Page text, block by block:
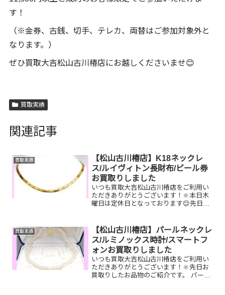
す！
（※金券、古銭、切手、テレカ、両替はご参加対象外と
なります。）
ぜひ買取大吉松山古川椿店にお越しくださいませ😊
買取実績
関連記事
買取実績
【松山古川椿店】K18ネックレ
ス/ルイヴィトン長財布/ビール券
お買取りしました
いつも買取大吉松山古川椿店をご利用い
ただきありがとうございます！🔆本日木
曜日は定休日となっております😌先日お
お家で眠っているお品物はございません
か？ぜひ買取大吉松...
買取実績
【松山古川椿店】パールネックレ
ス/ルミノックス時計/スマートフ
ォンお買取りしました
いつも買取大吉松山古川椿店をご利用い
ただきありがとうございます！🔆先日お
買取りしたお品物のご紹介です。 パール